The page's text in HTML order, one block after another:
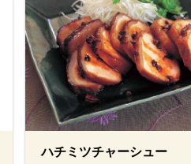
ハチミツチャーシュー